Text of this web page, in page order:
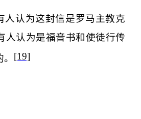
人认为这封信是罗马主教克
人认为是福音书和使徒行传
。 [19]